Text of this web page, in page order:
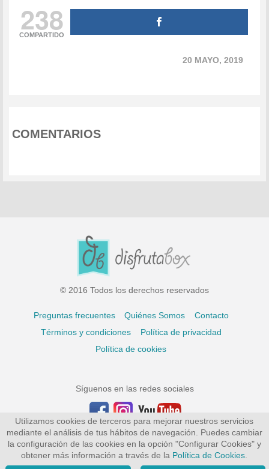
238
COMPARTIDO
20 MAYO, 2019
COMENTARIOS
© 2016 Todos los derechos reservados
Preguntas frecuentes Quiénes Somos
Contacto
Términos y condiciones
Política de privacidad
Política de cookies
Síguenos en las redes sociales
Utilizamos cookies de terceros para mejorar nuestros servicios
mediante el análisis de tus hábitos de navegación. Puedes cambiar
la configuración de las cookies en la opción "Configurar Cookies" y
obtener más información a través de la Política de Cookies.